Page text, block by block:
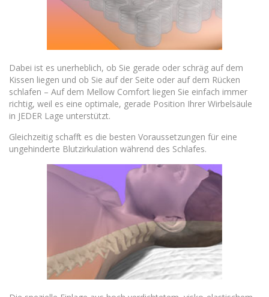
Dabei ist es unerheblich, ob Sie gerade oder schräg auf dem
Kissen liegen und ob Sie auf der Seite oder auf dem Rücken
schlafen – Auf dem Mellow Comfort liegen Sie einfach immer
richtig, weil es eine optimale, gerade Position Ihrer Wirbelsäule
in JEDER Lage unterstützt.
Gleichzeitig schafft es die besten Voraussetzungen für eine
ungehinderte Blutzirkulation während des Schlafes.